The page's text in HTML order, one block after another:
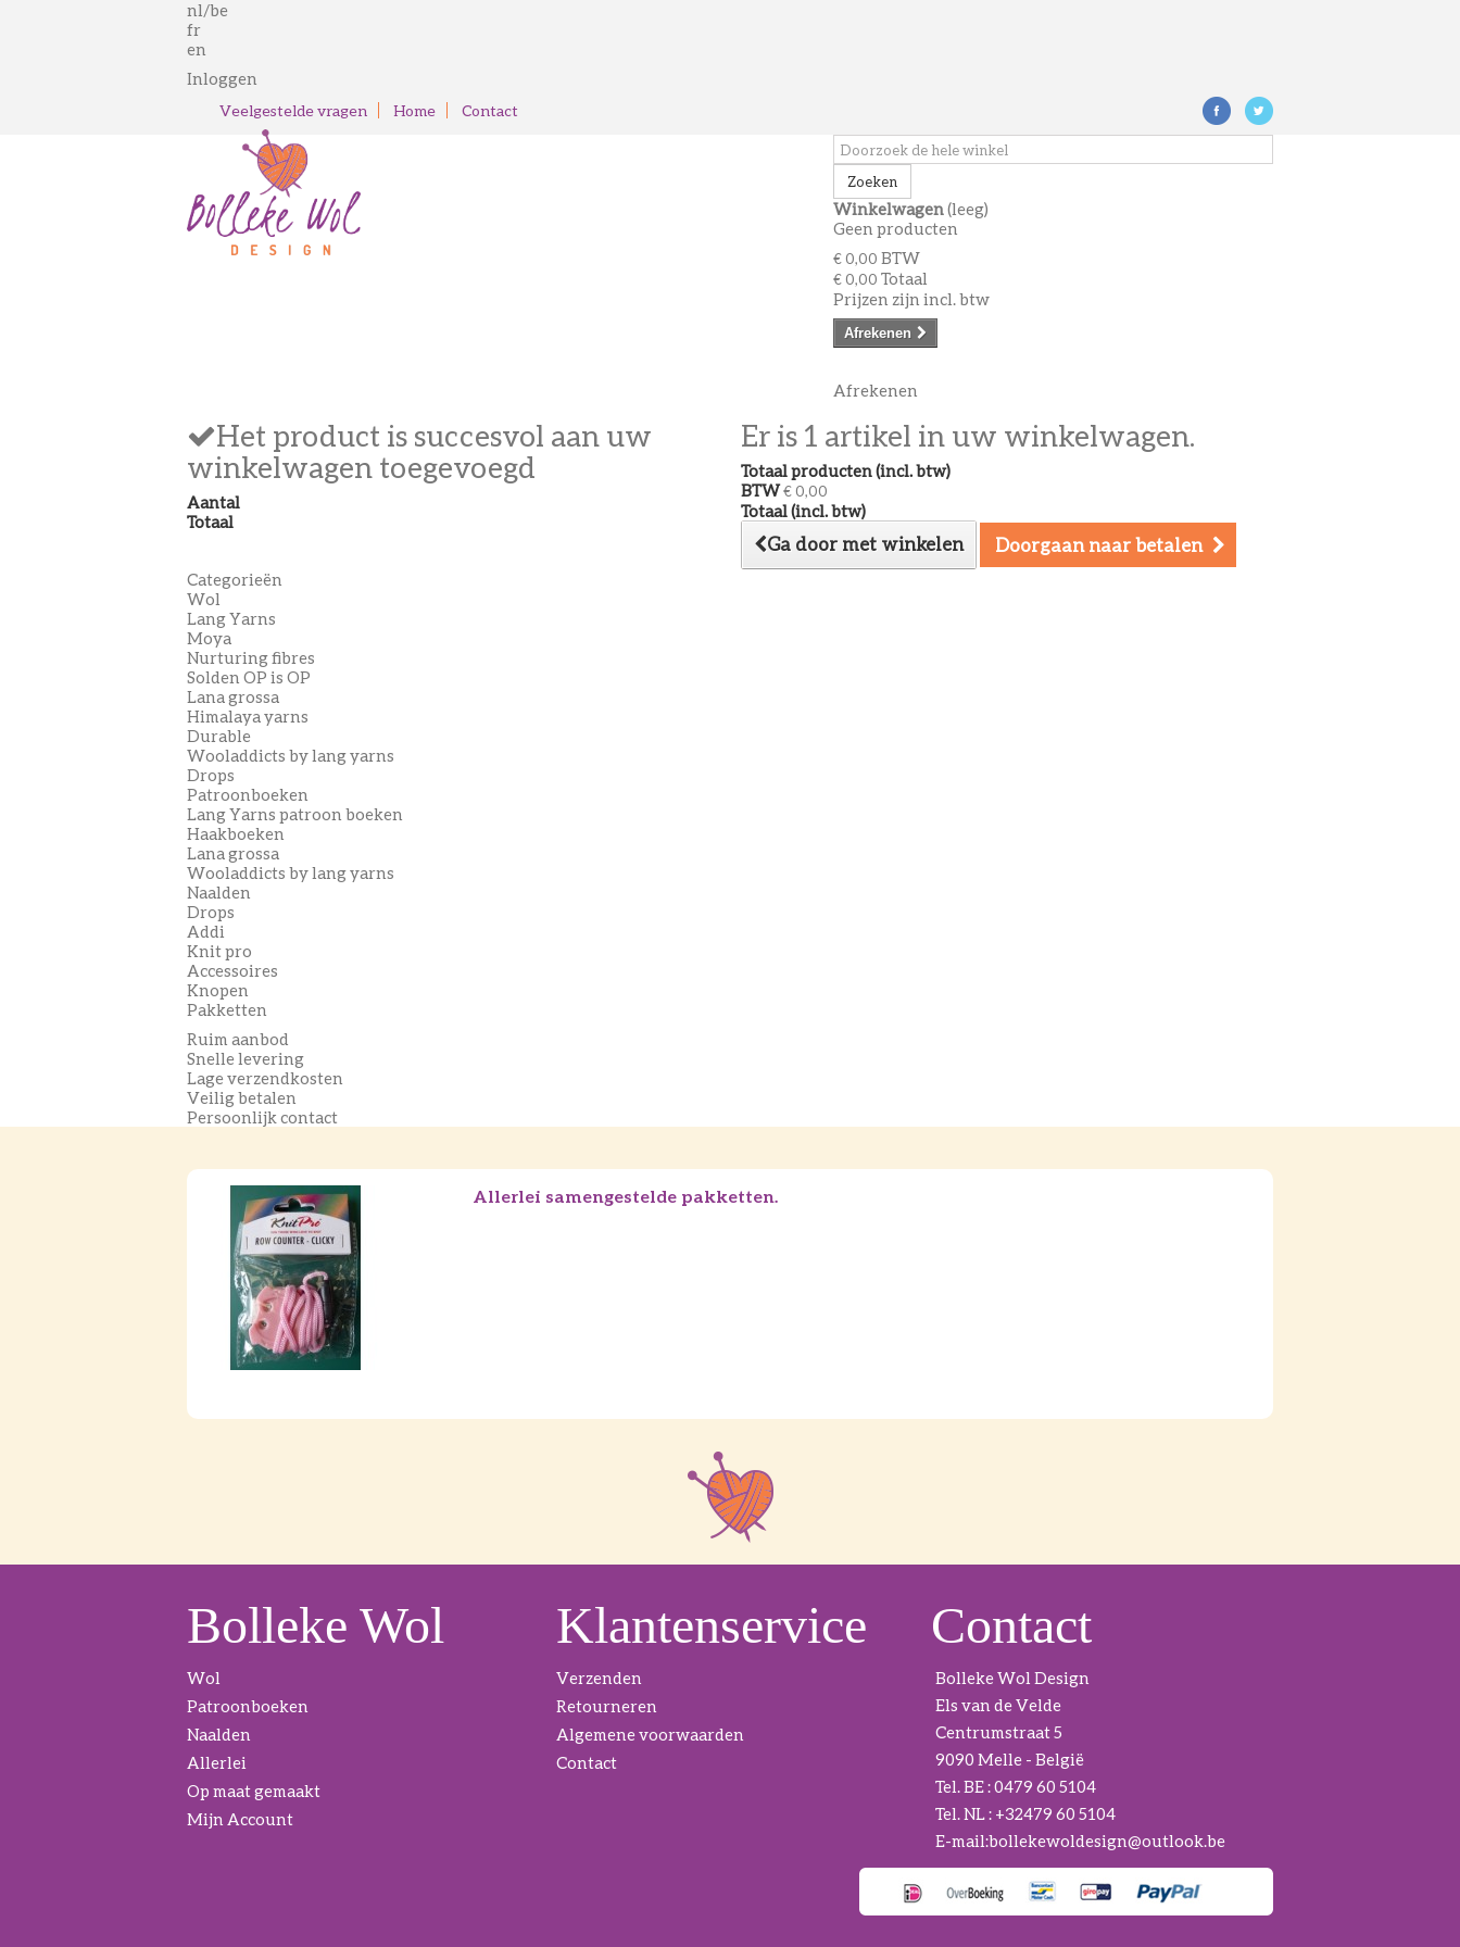
nl/be
fr
en
Inloggen
Veelgestelde vragen Home Contact
Zoeken
Winkelwagen(leeg)
Geen producten
€ 0,00 BTW
€ 0,00 Totaal
Prijzen zijn incl. btw
Afrekenen
Afrekenen
Het product is succesvol aan uw
winkelwagen toegevoegd
Aantal
Totaal
Er is 1 artikel in uw winkelwagen.
Totaal producten (incl. btw)
BTW€ 0,00
Totaal (incl. btw)
Ga door met winkelen Doorgaan naar betalen
Categorieën
Wol
Lang Yarns
Moya
Nurturing fibres
Solden OP is OP
Lana grossa
Himalaya yarns
Durable
Wooladdicts by lang yarns
Drops
Patroonboeken
Lang Yarns patroon boeken
Haakboeken
Lana grossa
Wooladdicts by lang yarns
Naalden
Drops
Addi
Knit pro
Accessoires
Knopen
Pakketten
Ruim aanbod
Snelle levering
Lage verzendkosten
Veilig betalen
Persoonlijk contact
Allerlei samengestelde pakketten.
Bolleke Wol
Wol
Patroonboeken
Naalden
Allerlei
Op maat gemaakt
Mijn Account
Klantenservice
Verzenden
Retourneren
Algemene voorwaarden
Contact
Contact
Bolleke Wol Design
Els van de Velde
Centrumstraat 5
9090 Melle - België
Tel. BE : 0479 60 5104
Tel. NL : +32479 60 5104
E-mail:bollekewoldesign@outlook.be